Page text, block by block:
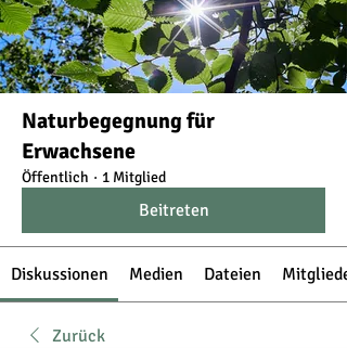
Naturbegegnung für
Erwachsene
Öffentlich · 1 Mitglied
Beitreten
Diskussionen Medien Dateien Mitglieder
Zurück